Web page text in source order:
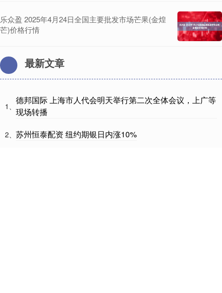
乐众盈 2025年4月24日全国主要批发市场芒果(金煌
芒)价格行情
最新文章
1、
德邦国际 上海市人代会明天举行第二次全体会议，上广等
现场转播
2、 苏州恒泰配资 纽约期银日内涨10%